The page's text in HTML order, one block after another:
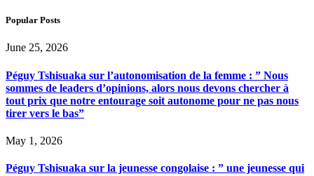
Popular Posts
June 25, 2026
Péguy Tshisuaka sur l’autonomisation de la femme : ” Nous
sommes de leaders d’opinions, alors nous devons chercher à
tout prix que notre entourage soit autonome pour ne pas nous
tirer vers le bas”
May 1, 2026
Péguy Tshisuaka sur la jeunesse congolaise : ” une jeunesse qui